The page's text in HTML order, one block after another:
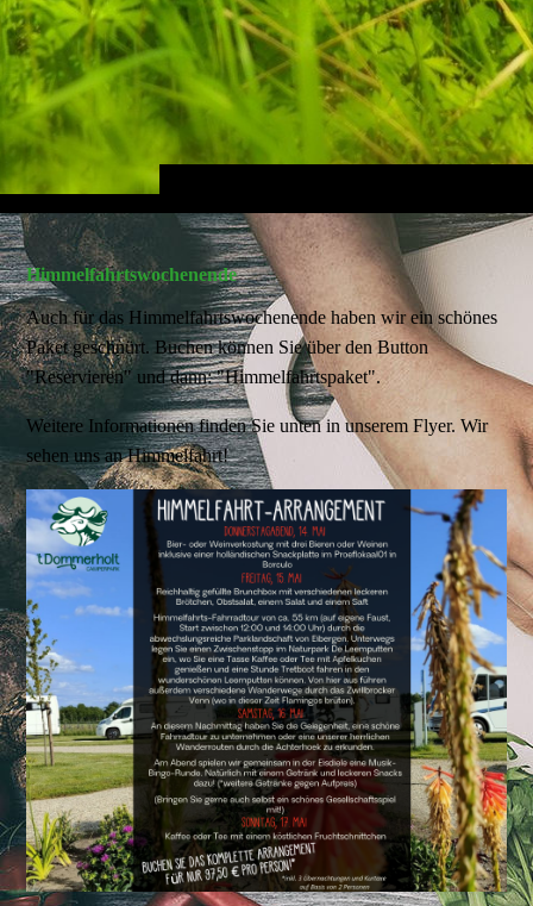
Himmelfahrtswochenende
Auch für das Himmelfahrtswochenende haben wir ein schönes
Paket geschnürt. Buchen können Sie über den Button
"Reservieren" und dann: "Himmelfahrtspaket".
Weitere Informationen finden Sie unten in unserem Flyer. Wir
sehen uns an Himmelfahrt!